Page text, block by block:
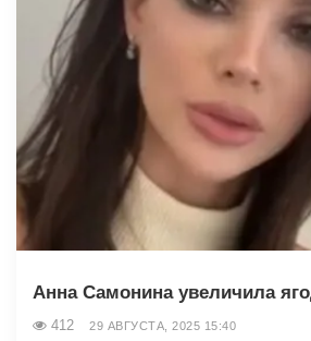
Анна Самонина увеличила
412 29 АВГУСТА, 2025 15:40